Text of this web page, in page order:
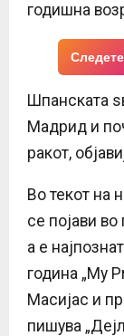
годишна
Шпанската
Мадрид и
ракот,
Во текот на
се појави
а е
година „My
Масијас и
пишува